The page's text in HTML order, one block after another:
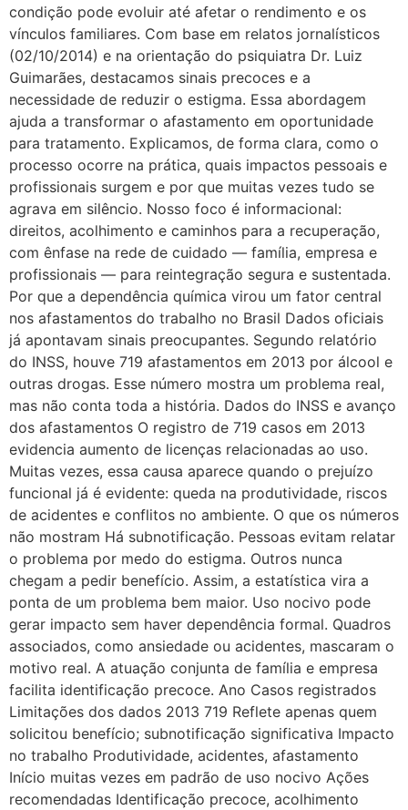
condição pode evoluir até afetar o rendimento e os
vínculos familiares. Com base em relatos jornalísticos
(02/10/2014) e na orientação do psiquiatra Dr. Luiz
Guimarães, destacamos sinais precoces e a
necessidade de reduzir o estigma. Essa abordagem
ajuda a transformar o afastamento em oportunidade
para tratamento. Explicamos, de forma clara, como o
processo ocorre na prática, quais impactos pessoais e
profissionais surgem e por que muitas vezes tudo se
agrava em silêncio. Nosso foco é informacional:
direitos, acolhimento e caminhos para a recuperação,
com ênfase na rede de cuidado — família, empresa e
profissionais — para reintegração segura e sustentada.
Por que a dependência química virou um fator central
nos afastamentos do trabalho no Brasil Dados oficiais
já apontavam sinais preocupantes. Segundo relatório
do INSS, houve 719 afastamentos em 2013 por álcool e
outras drogas. Esse número mostra um problema real,
mas não conta toda a história. Dados do INSS e avanço
dos afastamentos O registro de 719 casos em 2013
evidencia aumento de licenças relacionadas ao uso.
Muitas vezes, essa causa aparece quando o prejuízo
funcional já é evidente: queda na produtividade, riscos
de acidentes e conflitos no ambiente. O que os números
não mostram Há subnotificação. Pessoas evitam relatar
o problema por medo do estigma. Outros nunca
chegam a pedir benefício. Assim, a estatística vira a
ponta de um problema bem maior. Uso nocivo pode
gerar impacto sem haver dependência formal. Quadros
associados, como ansiedade ou acidentes, mascaram o
motivo real. A atuação conjunta de família e empresa
facilita identificação precoce. Ano Casos registrados
Limitações dos dados 2013 719 Reflete apenas quem
solicitou benefício; subnotificação significativa Impacto
no trabalho Produtividade, acidentes, afastamento
Início muitas vezes em padrão de uso nocivo Ações
recomendadas Identificação precoce, acolhimento